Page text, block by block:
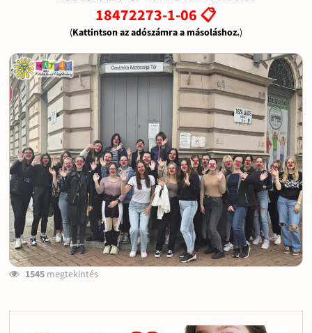
18472273-1-06 📋
(Kattintson az adószámra a másoláshoz.)
1545megtekintés